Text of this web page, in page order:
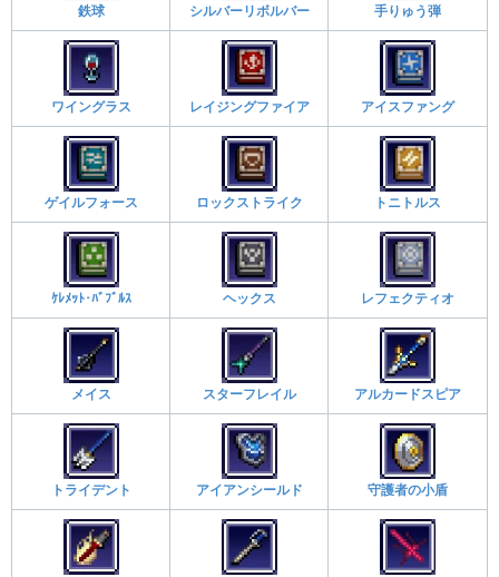
鉄球 シルバーリボルバー 手りゅう弾
ワイングラス レイジングファイア アイスファング
ゲイルフォース ロックストライク トニトルス
ｹﾚﾒｯﾄ･ﾊﾞﾌﾞﾙｽ ヘックス レフェクティオ
メイス スターフレイル アルカードスピア
トライデント アイアンシールド 守護者の小盾